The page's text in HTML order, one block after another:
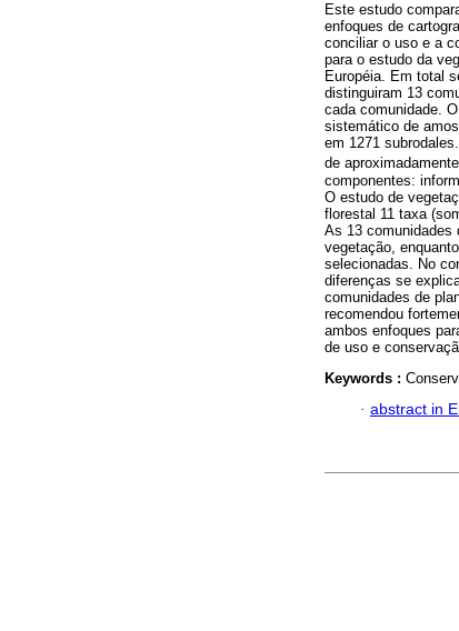
Este estudo
enfoques de
conciliar o uso e a
para o estudo da
Européia. Em total
distinguiram 13
cada comunidade.
sistemático de
em 1271
de
componentes:
O estudo de
florestal 11 taxa
As 13 comunidades
vegetação,
selecionadas. No
diferenças se
comunidades de
recomendou
ambos enfoques
de uso e
Keywords :
· abstract in